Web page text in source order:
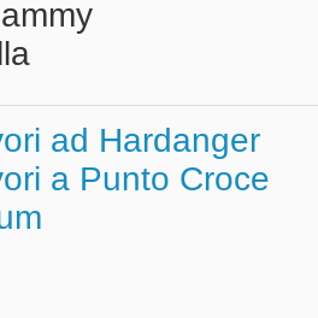
ad Hardanger
a Punto Croce